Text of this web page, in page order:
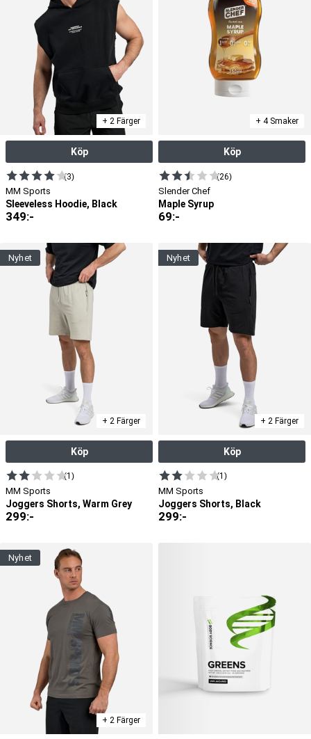
+ 2 Färger
Köp
(3)
MM Sports
Sleeveless Hoodie, Black
349:-
+ 4 Smaker
Köp
(26)
Slender Chef
Maple Syrup
69:-
nyhet
+ 2 Färger
Köp
(1)
MM Sports
Joggers Shorts, Warm Grey
299:-
nyhet
+ 2 Färger
Köp
(1)
MM Sports
Joggers Shorts, Black
299:-
nyhet
+ 2 Färger